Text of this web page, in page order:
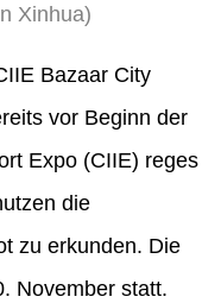
Xinhua)
Bazaar City
vor Beginn der
Expo (CIIE) reges
die
zu erkunden. Die
November statt.